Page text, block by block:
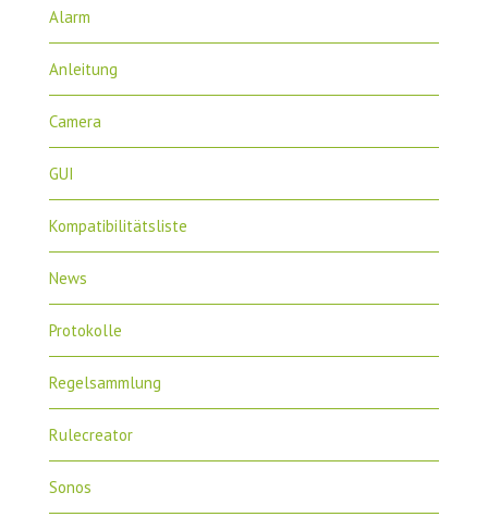
Alarm
Anleitung
Camera
GUI
Kompatibilitätsliste
News
Protokolle
Regelsammlung
Rulecreator
Sonos